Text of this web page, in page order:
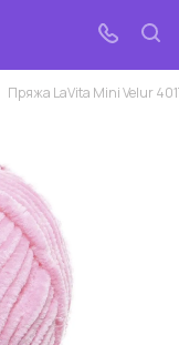
Пряжа LaVita Mini Velur